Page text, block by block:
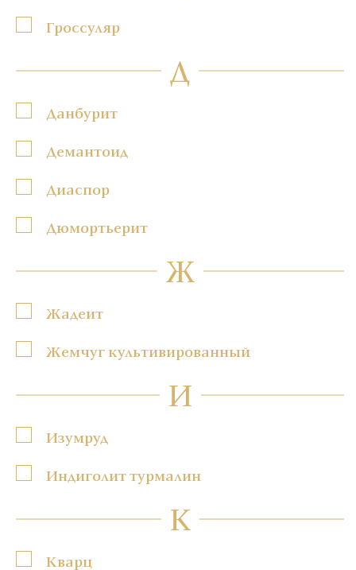
Гроссуляр
Д
Данбурит
Демантоид
Диаспор
Дюмортьерит
Ж
Жадеит
Жемчуг культивированный
И
Изумруд
Индиголит турмалин
К
Кварц